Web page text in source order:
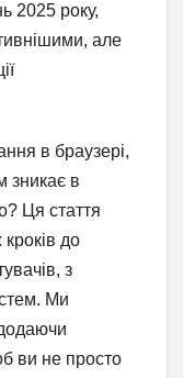
2025 року,
але
в браузері,
зникає в
Ця стаття
кроків до
з
Ми
ви не просто